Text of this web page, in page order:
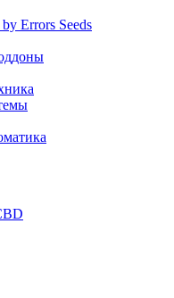
Errors Seeds